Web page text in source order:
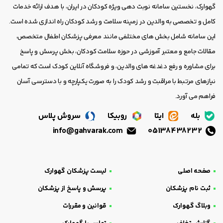
گهوارک، نخستین سامانه نوبت دهی ویژه کودکان در ایران، با هدف ارائه خدمات
کامل و تخصصی به والدین در زمینه سلامت و رشد کودکان راه اندازی شده است.
این سامانه شامل بخش های مختلفی مانند معرفی پزشکان اطفال متخصص،
مقالات جامع و معتبر آموزشی در حوزه سلامت کودکان، بخش پرسش و پاسخ
برای مشاوره و رفع دغدغه های والدین، و فروشگاه آنلاین کودک است که تمامی
نیازهای مرتبط با مراقبت و رشد کودک را به صورت یکپارچه و با دسترسی آسان
فراهم می آورد.
بله ایتا روبیکا
سروش پلاس
صفحه اصلی
لیست پزشکان گهوارک
ثبت نام پزشکان
پرسش و پاسخ از پزشکان
وبلاگ گهوارک
قوانین و مقررات